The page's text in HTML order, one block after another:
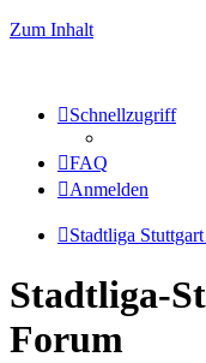
Zum Inhalt
Schnellzugriff
FAQ
Anmelden
Stadtliga
Stadtliga-
Forum